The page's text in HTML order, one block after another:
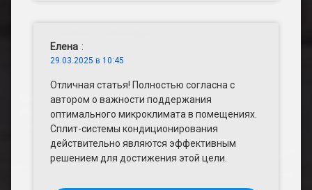
Елена :
29.03.2025 в 10:45
Отличная статья! Полностью согласна с
автором о важности поддержания
оптимального микроклимата в помещениях.
Сплит-системы кондиционирования
действительно являются эффективным
решением для достижения этой цели.